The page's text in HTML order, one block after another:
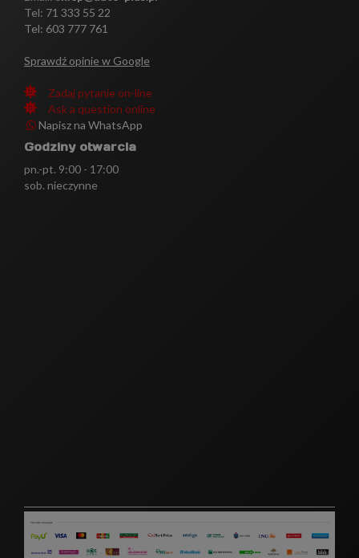
Tel: 71 333 55 22
Tel: 603 777 761
Sprawdź opinie w Google
Zadaj pytanie on-line
Ask a question online
Napisz na WhatsApp
Godziny otwarcia
pn.-pt. 9:00 - 17:00
sob. nieczynne